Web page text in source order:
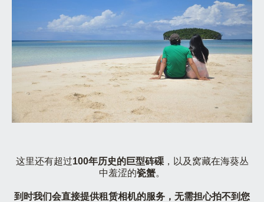
这里还有超过100年历史的巨型砗磲，以及窝藏在海葵丛
中羞涩的瓷蟹。
到时我们会直接提供租赁相机的服务，无需担心拍不到您